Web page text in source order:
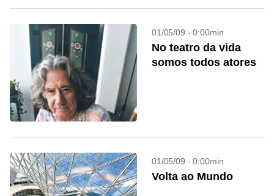
01/05/09 - 0:00min
No teatro da vida
somos todos atores
01/05/09 - 0:00min
Volta ao Mundo